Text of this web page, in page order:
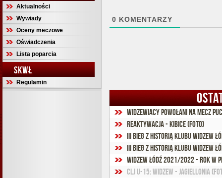
Aktualności
Wywiady
Oceny meczowe
Oświadczenia
Lista poparcia
SKWŁ
Regulamin
0 KOMENTARZY
Widzewiacy powołani na mecz
Reaktywacja - Kibice (foto)
III Bieg z Historią Klubu Widzew
III Bieg z Historią Klubu Widzew
Widzew Łódź 2021/2022 - rok w
CLJ U-15: Widzew - Jagiellonia